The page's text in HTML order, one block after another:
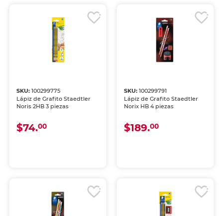
SKU:100299775
Lápiz de Grafito Staedtler
Noris 2HB 3 piezas
$74.00
SKU: 100299791
Lápiz de Grafito Staedtler
Norix HB 4 piezas
$189.00